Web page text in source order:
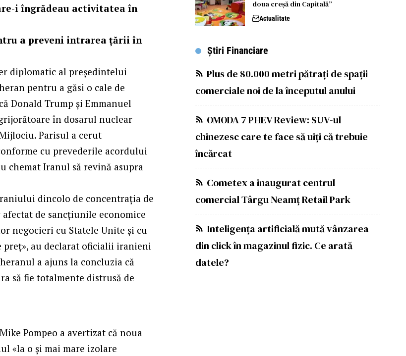
iîngrădeau activitatea în
a preveni intrarea țării în
diplomatic al președintelui
pentru a găsi o cale de
Donald Trump și Emmanuel
în dosarul nuclear
Parisul a cerut
cu prevederile acordului
chemat Iranul să revină asupra
dincolo de concentrația de
de sancțiunile economice
negocieri cu Statele Unite și cu
preţ», au declarat oficialii iranieni
a ajuns la concluzia că
să fie totalmente distrusă de
Pompeo a avertizat că noua
«la o și mai mare izolare
doua creșă din Capitală”
Actualitate
Știri Financiare
Plus de 80.000 metri pătrați de spații
comerciale noi de la începutul anului
OMODA 7 PHEV Review: SUV-ul
chinezesc care te face să uiți că trebuie
încărcat
Cometex a inaugurat centrul
comercial Târgu Neamț Retail Park
Inteligența artificială mută vânzarea
din click în magazinul fizic. Ce arată
datele?